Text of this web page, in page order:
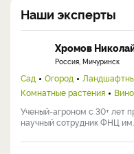
Наши эксперты
Хромов
Россия, Мичуринск
Сад Огород
Комнатные растения
Ученый-агроном с 30+ лет
научный сотрудник ФНЦ им.